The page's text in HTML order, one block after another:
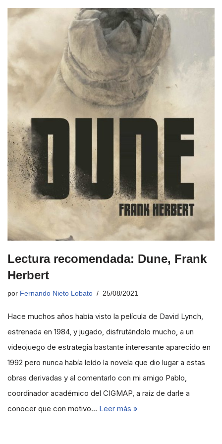
Lectura recomendada: Dune, Frank
Herbert
por Fernando Nieto Lobato 25/08/2021
Hace muchos años había visto la película de David Lynch,
estrenada en 1984, y jugado, disfrutándolo mucho, a un
videojuego de estrategia bastante interesante aparecido en
1992 pero nunca había leído la novela que dio lugar a estas
obras derivadas y al comentarlo con mi amigo Pablo,
coordinador académico del CIGMAP, a raíz de darle a
conocer que con motivo… Leer más »